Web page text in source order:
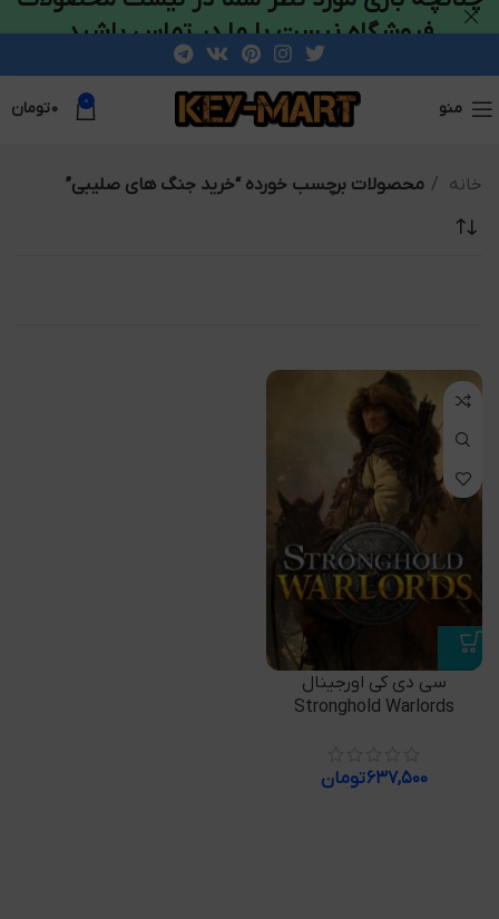
منو 0 ۰تومان
خانه محصولات برچسب خورده “خرید جنگ های صلیبی”
سی دی کی اورجینال
Stronghold Warlords
۶۳۷,۵۰۰تومان
فروشگاه نیست با ما در تماس باشید